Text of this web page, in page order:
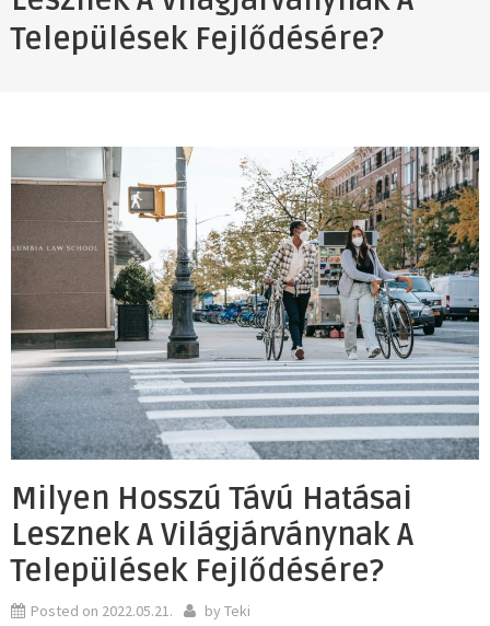
Települések Fejlődésére?
Milyen Hosszú Távú Hatásai
Lesznek A Világjárványnak A
Települések Fejlődésére?
Posted on 2022.05.21. by Teki